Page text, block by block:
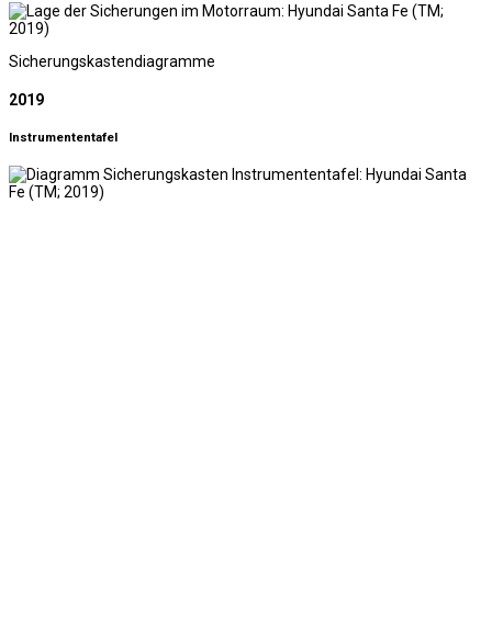
Sicherungskastendiagramme
2019
Instrumententafel